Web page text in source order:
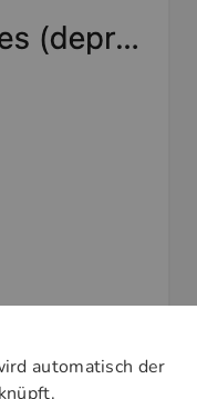
automatisch der